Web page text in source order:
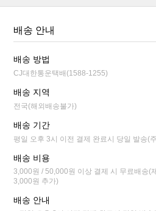
배송 안내
배송 방법
CJ대한통운택배(1588-1255)
배송 지역
전국(해외배송불가)
배송 기간
평일 오후 3시 이전 결제 완료시 당일 발송(
배송 비용
3,000원 / 50,000원 이상 결제 시 무료배송(
3,000원 추가)
배송 안내